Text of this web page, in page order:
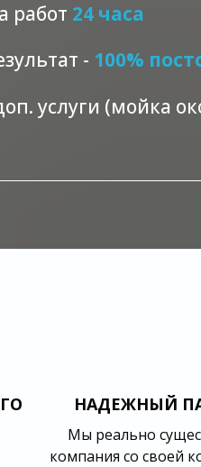
работ 24 часа
- 100%
услуги (мойка
НАДЕЖНЫЙ
Мы реально
компания со своей